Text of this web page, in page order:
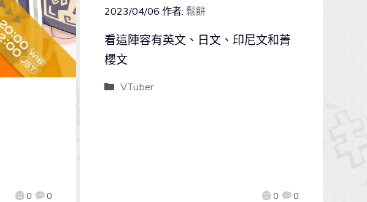
0 0
2023/04/06 作者: 鬆餅
0 0
看這陣容有英文、日文、印尼文和菁
櫻文
VTuber